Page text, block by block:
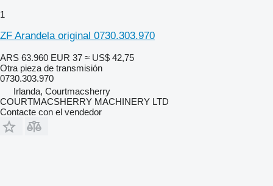
1
ZF Arandela original 0730.303.970
ARS 63.960 EUR 37 ≈ US$ 42,75
Otra pieza de transmisión
0730.303.970
Irlanda, Courtmacsherry
COURTMACSHERRY MACHINERY LTD
Contacte con el vendedor